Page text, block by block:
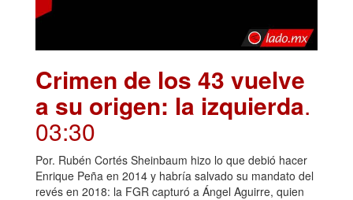
Crimen de los 43 vuelve
a su origen: la izquierda.
03:30
Por. Rubén Cortés Sheinbaum hizo lo que debió hacer
Enrique Peña en 2014 y habría salvado su mandato del
revés en 2018: la FGR capturó a Ángel Aguirre, quien